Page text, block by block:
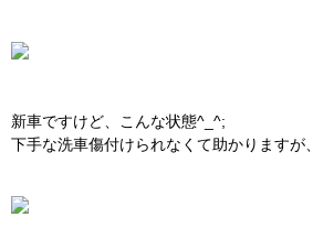
新車ですけど、こんな状態^_^;
下手な洗車傷付けられなくて助かりますが、